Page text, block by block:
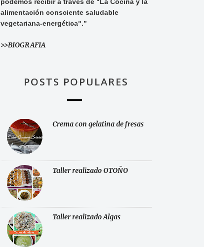
podemos recibir a través de "La Cocina y la
alimentación consciente saludable
vegetariana-energética".”
>>BIOGRAFIA
POSTS POPULARES
Crema con gelatina de fresas
Taller realizado OTOÑO
Taller realizado Algas